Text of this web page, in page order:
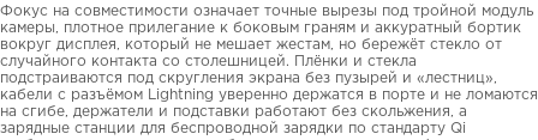
Фокус на совместимости означает точные вырезы под тройной модуль
камеры, плотное прилегание к боковым граням и аккуратный бортик
вокруг дисплея, который не мешает жестам, но бережёт стекло от
случайного контакта со столешницей. Плёнки и стекла
подстраиваются под скругления экрана без пузырей и «лестниц»,
кабели с разъёмом Lightning уверенно держатся в порте и не ломаются
на сгибе, держатели и подставки работают без скольжения, а
зарядные станции для беспроводной зарядки по стандарту Qi